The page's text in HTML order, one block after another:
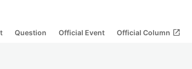
Question Official Event Official Column open_in_new